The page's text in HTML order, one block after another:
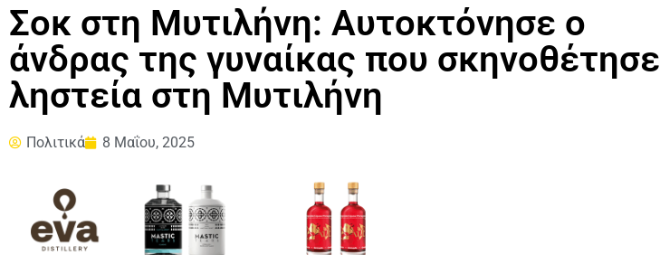
Σοκ στη Μυτιλήνη: Αυτοκτόνησε ο
άνδρας της γυναίκας που σκηνοθέτησε
ληστεία στη Μυτιλήνη
Πολιτικά 8 Μαΐου, 2025